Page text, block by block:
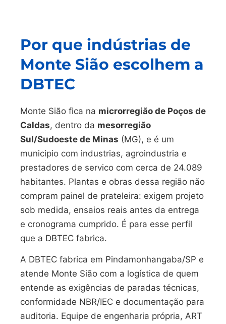
Por que indústrias de
Monte Sião escolhem a
DBTEC
Monte Sião fica na microrregião de Poços de
Caldas, dentro da mesorregião
Sul/Sudoeste de Minas (MG), e é um
municipio com industrias, agroindustria e
prestadores de servico com cerca de 24.089
habitantes. Plantas e obras dessa região não
compram painel de prateleira: exigem projeto
sob medida, ensaios reais antes da entrega
e cronograma cumprido. É para esse perfil
que a DBTEC fabrica.
A DBTEC fabrica em Pindamonhangaba/SP e
atende Monte Sião com a logística de quem
entende as exigências de paradas técnicas,
conformidade NBR/IEC e documentação para
auditoria. Equipe de engenharia própria, ART